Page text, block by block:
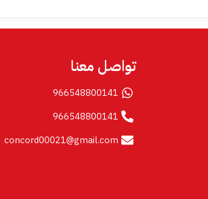
تواصل معنا
966548800141
966548800141
concord00021@gmail.com